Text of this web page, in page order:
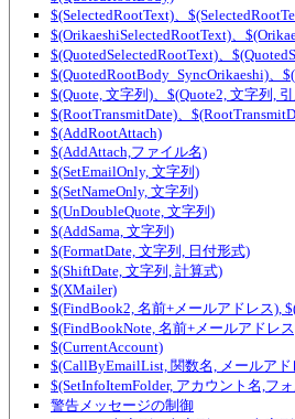
$(SelectedRootText)、
$(OrikaeshiSelectedRootText)、
$(QuotedSelectedRootText)、
$(QuotedRootBody_SyncOrikaeshi)、
$(Quote, 文字列)、$(Quote2, 文字列,
$(RootTransmitDate)、
$(AddRootAttach)
$(AddAttach,ファイル名)
$(SetEmailOnly, 文字列)
$(SetNameOnly, 文字列)
$(UnDoubleQuote, 文字列)
$(AddSama, 文字列)
$(FormatDate, 文字列, 日付形式)
$(ShiftDate, 文字列, 計算式)
$(XMailer)
$(FindBook2, 名前+メールアドレス),
$(FindBookNote, 名前+メールアドレ
$(CurrentAccount)
$(CallByEmailList, 関数名, メールア
$(SetInfoItemFolder, アカウント名,フ
警告メッセージの制御